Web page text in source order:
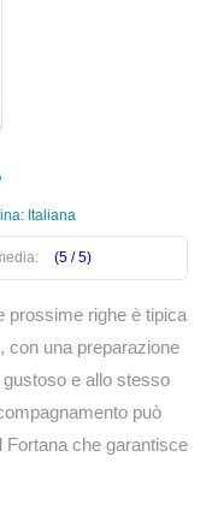
Italiana
(5 /5)
prossime righe è tipica
con una preparazione
e allo stesso
può
che garantisce